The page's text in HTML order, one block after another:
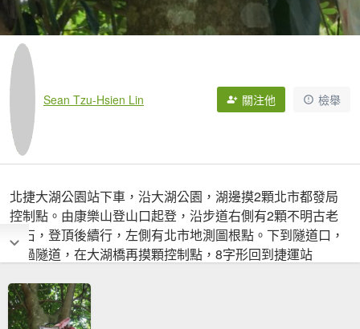
Sean Tzu-Hsien Lin 關注他 檢舉
北捷大湖公園站下車，沿大湖公園，湖邊摸2顆北市都發局
控制點。由康樂山登山口起登，沿步道右側有2顆不明古老
基石，登頂後續行，左側有北市地測圖根點。下到隧道口，
穿過隧道，在大湖橋再摸顆控制點，8字形回到捷運站